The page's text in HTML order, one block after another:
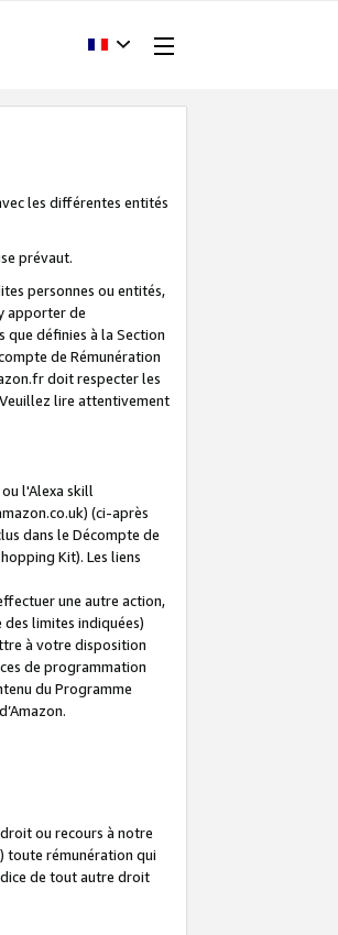
les différentes entités
prévaut.
personnes ou entités,
apporter de
que définies à la Section
de Rémunération
doit respecter les
lire attentivement
l'Alexa skill
(ci-après
dans le Décompte de
Kit). Les liens
une autre action,
limites indiquées)
à votre disposition
de programmation
du Programme
ou recours à notre
toute rémunération qui
de tout autre droit